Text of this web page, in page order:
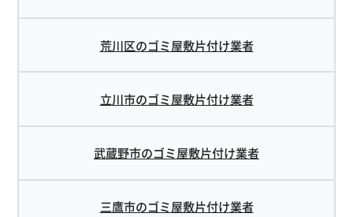
荒川区のゴミ屋敷片付け業者
立川市のゴミ屋敷片付け業者
武蔵野市のゴミ屋敷片付け業者
三鷹市のゴミ屋敷片付け業者